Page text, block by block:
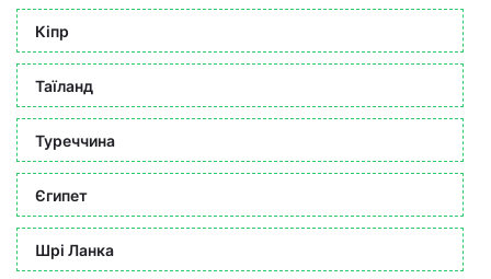
Кіпр
Таїланд
Туреччина
Єгипет
Шрі Ланка